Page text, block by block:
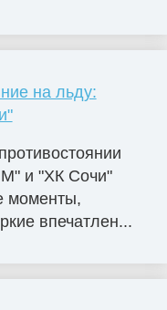
на льду:
и "ХК Сочи"
моменты,
впечатлен...